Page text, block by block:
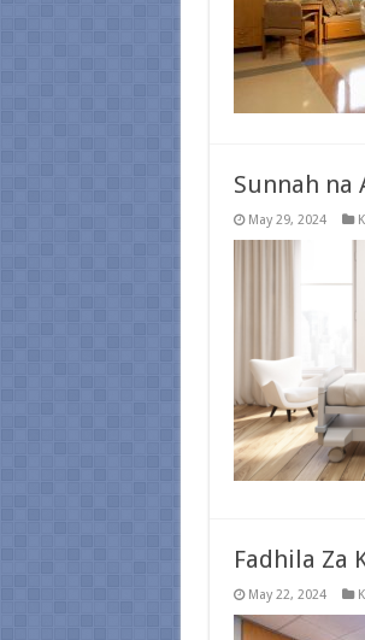
Sunnah na
May 29, 2024
Fadhila Za
May 22, 2024